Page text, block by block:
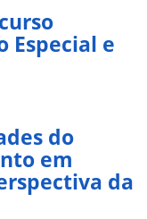
Especial e
do
em
da